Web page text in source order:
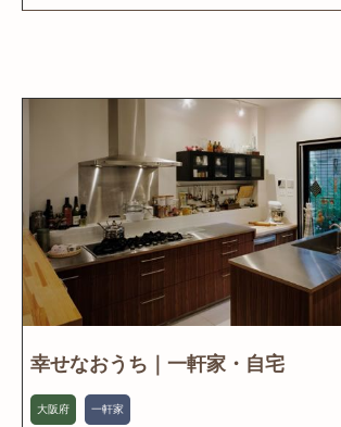
幸せなおうち｜一軒家・自宅
大阪府 一軒家